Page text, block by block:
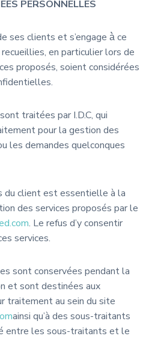
PERSONNELLES
ses clients et s’engage à̀ ce
en particulier lors de
proposés, soient considérées
traitées par I.D.C, qui
pour la gestion des
les demandes quelconques
du client est essentielle à la
des services proposés par le
. Le refus d’y consentir
services.
sont conservées pendant la
et sont destinées aux
traitement au sein du site
ainsi qu’à des sous-traitants
entre les sous-traitants et le